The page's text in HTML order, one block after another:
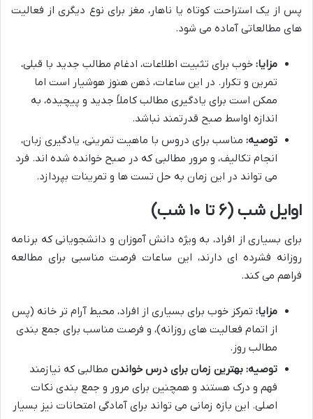
پس از یک استراحت کوتاه یا ناهار، مغز برای نوع دیگری از فعالیت
های مطالعاتی آماده می شود.
مزایا: خوب برای تثبیت اطلاعات، ادغام مطالب جدید با قبلی،
تمرین و تکرار. در این ساعات، ذهن هنوز هوشیار است اما
ممکن است برای یادگیری مطالب کاملاً جدید و پیچیده، به
اندازه اواسط صبح قدرتمند نباشد.
توصیه: مناسب برای دروس با ماهیت تمرینی، یادگیری زبان،
انجام تکالیف، و مرور مطالبی که در صبح خوانده شده اند. فرد
می تواند در این زمان به حل تست ها و تمرینات بپردازد.
اوایل شب (۶ تا ۱۰ شب)
برای بسیاری از افراد، به ویژه دانش آموزان و دانشجویانی که برنامه
روزانه فشرده ای دارند، این ساعات فرصت مناسبی برای مطالعه
فراهم می کند.
مزایا: تمرکز خوب برای بسیاری از افراد، محیط آرام تر خانه (پس
از اتمام فعالیت های روزانه)، و فرصت مناسب برای جمع بندی
مطالب روز.
توصیه: بهترین زمان برای درس خواندن مطالبی که نیازمند
فهم و درک هستند و همچنین برای مرور و جمع بندی نکات
اصلی. این بازه زمانی می تواند برای آمادگی امتحانات نیز بسیار